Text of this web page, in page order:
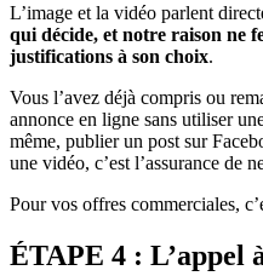
L’image et la vidéo parlent
qui décide, et notre raison ne
justifications à son choix.
Vous l’avez déjà compris ou
annonce en ligne sans utiliser
même, publier un post sur
une vidéo, c’est l’assurance de
Pour vos offres commerciales,
ÉTAPE 4 : L’appel